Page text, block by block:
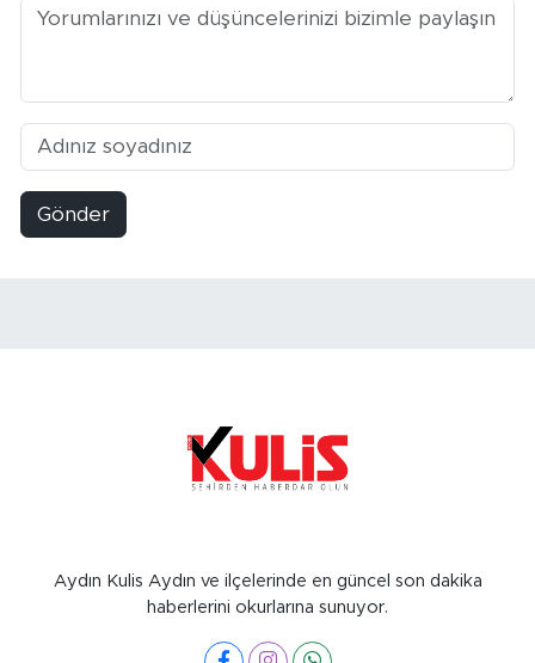
Gönder
Aydın Kulis Aydın ve ilçelerinde en güncel son dakika
haberlerini okurlarına sunuyor.